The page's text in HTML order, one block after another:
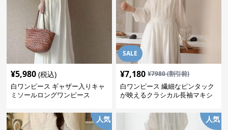
¥5,980 (税込)
白ワンピース ギャザー入りキャ
ミソールロングワンピース
SALE
¥7,180 ¥7980(割引前)
白ワンピース 繊細なピンタック
が映えるクラシカル長袖マキシ
人気 人気